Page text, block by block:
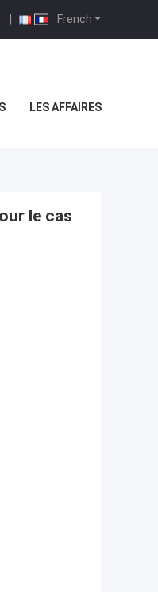
French
|
LES AFFAIRES
le cas